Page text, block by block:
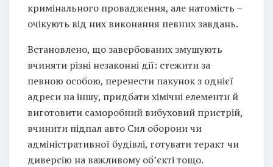
кримінального провадження, але натомість –
очікують від них виконання певних завдань.
Встановлено, що завербованих змушують
вчиняти різні незаконні дії: стежити за
певною особою, перенести пакунок з однієї
адреси на іншу, придбати хімічні елементи й
виготовити саморобний вибуховий пристрій,
вчинити підпал авто Сил оборони чи
адміністративної будівлі, готувати теракт чи
диверсію на важливому об’єкті тощо.